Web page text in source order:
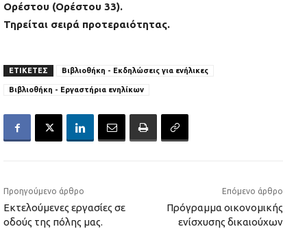
Ορέστου (Ορέστου 33).
Τηρείται σειρά προτεραιότητας.
ΕΤΙΚΕΤΕΣ Βιβλιοθήκη - Εκδηλώσεις για ενήλικες
Βιβλιοθήκη - Εργαστήρια ενηλίκων
Προηγούμενο άρθρο
Εκτελούμενες εργασίες σε
οδούς της πόλης μας.
Επόμενο άρθρο
Πρόγραμμα οικονομικής
ενίσχυσης δικαιούχων